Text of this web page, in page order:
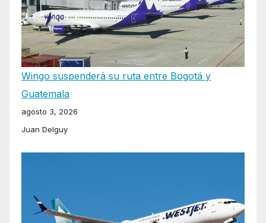
Wingo suspenderá su ruta entre Bogotá y
Guatemala
agosto 3, 2026
Juan Delguy